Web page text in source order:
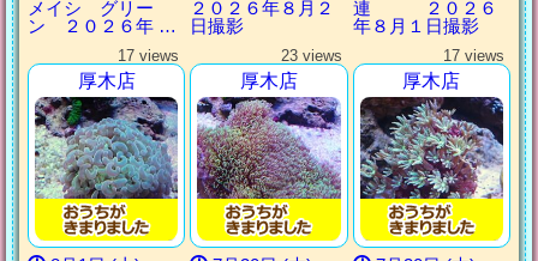
メイシ グリー
ン ２０２６年 …
２０２６年８月２
日撮影
連 ２０２６
年８月１日撮影
17 views
厚木店
23 views
厚木店
17 views
厚木店